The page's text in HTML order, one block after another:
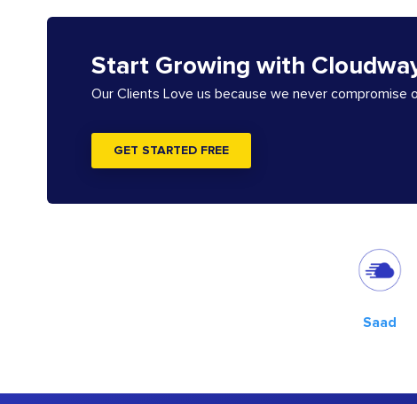
Start Growing with
Our Clients Love us because we never compromise
GET STARTED FREE
Saad